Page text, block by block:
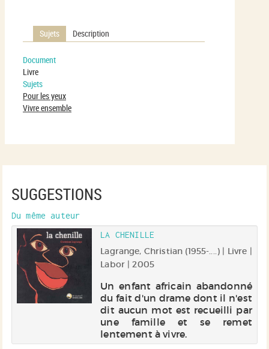
Sujets Description
Document
Livre
Sujets
Pour les yeux
Vivre ensemble
SUGGESTIONS
Du même auteur
LA CHENILLE
Lagrange, Christian (1955-....) | Livre |
Labor | 2005
Un enfant africain abandonné
du fait d'un drame dont il n'est
dit aucun mot est recueilli par
une famille et se remet
lentement à vivre.